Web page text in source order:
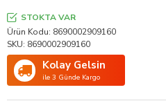
STOKTA VAR
Ürün Kodu: 8690002909160
SKU: 8690002909160
Kolay Gelsin
ile 3 Günde Kargo